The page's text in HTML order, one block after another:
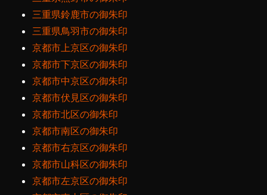
三重県鈴鹿市の御朱印
三重県鳥羽市の御朱印
京都市上京区の御朱印
京都市下京区の御朱印
京都市中京区の御朱印
京都市伏見区の御朱印
京都市北区の御朱印
京都市南区の御朱印
京都市右京区の御朱印
京都市山科区の御朱印
京都市左京区の御朱印